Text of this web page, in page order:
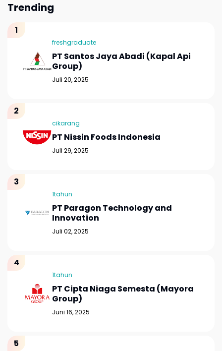
Trending
freshgraduate
PT Santos Jaya Abadi (Kapal Api
Group)
Juli 20, 2025
cikarang
PT Nissin Foods Indonesia
Juli 29, 2025
1tahun
PT Paragon Technology and
Innovation
Juli 02, 2025
1tahun
PT Cipta Niaga Semesta (Mayora
Group)
Juni 16, 2025